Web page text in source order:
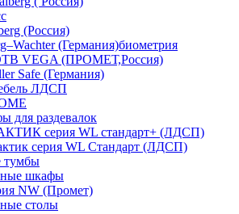
(Россия)
(Германия)биометрия
VEGA (ПРОМЕТ,Россия)
Safe (Германия)
ЛДСП
для раздевалок
серия WL стандарт+ (ЛДСП)
серия WL Стандарт (ЛДСП)
тумбы
шкафы
NW (Промет)
столы